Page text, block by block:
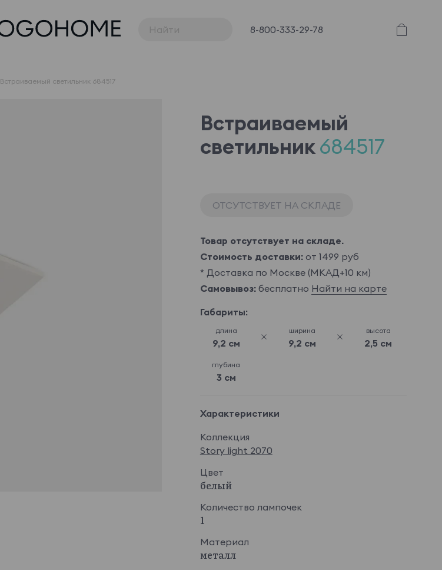
8-800-333-29-78
Встраиваемый светильник 684517
Встраиваемый
светильник684517
ОТСУТСТВУЕТ НА СКЛАДЕ
Товар отсутствует на складе.
Стоимость доставки:от 1499 руб
* Доставка по Москве (МКАД+10 км)
Самовывоз:бесплатно Найти на карте
Габариты:
длина
9,2 см
ширина
9,2 см
высота
2,5 см
глубина
3 см
Характеристики
Коллекция
Story light 2070
Цвет
белый
Количество лампочек
1
Материал
металл